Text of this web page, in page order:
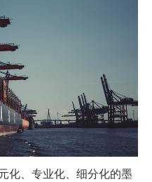
化、专业化、细分化的墨